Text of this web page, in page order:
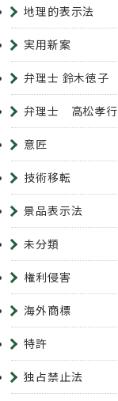
地理的表示法
実用新案
弁理士 鈴木徳子
弁理士 高松孝行
意匠
技術移転
景品表示法
未分類
権利侵害
海外商標
特許
独占禁止法